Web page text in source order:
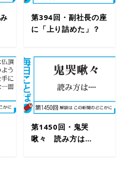
第394回・副社長の座
に「上り詰めた」？
第1450回・鬼哭
啾々 読み方は…